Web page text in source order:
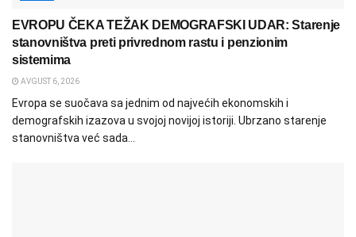
EVROPU ČEKA TEŽAK DEMOGRAFSKI UDAR: Starenje
stanovništva preti privrednom rastu i penzionim
sistemima
AVGUST 6, 2026
Evropa se suočava sa jednim od najvećih ekonomskih i
demografskih izazova u svojoj novijoj istoriji. Ubrzano starenje
stanovništva već sada...